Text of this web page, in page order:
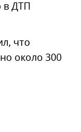
в ДТП
что
около 300